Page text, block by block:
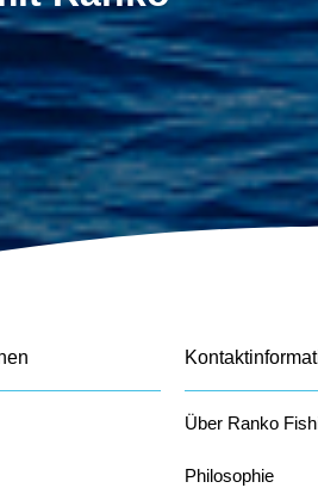
Über Ranko
Philosophie